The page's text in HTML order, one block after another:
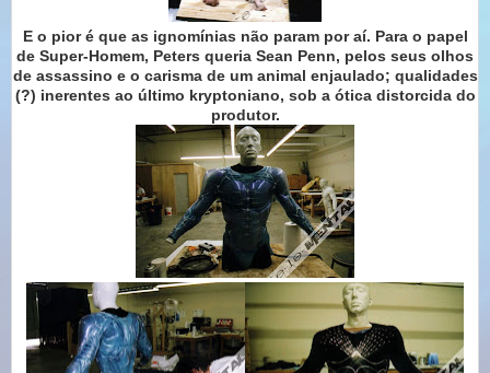
E o pior é que as ignomínias não param por aí. Para o papel
de Super-Homem, Peters queria Sean Penn, pelos seus olhos
de assassino e o carisma de um animal enjaulado; qualidades
(?) inerentes ao último kryptoniano, sob a ótica distorcida do
produtor.